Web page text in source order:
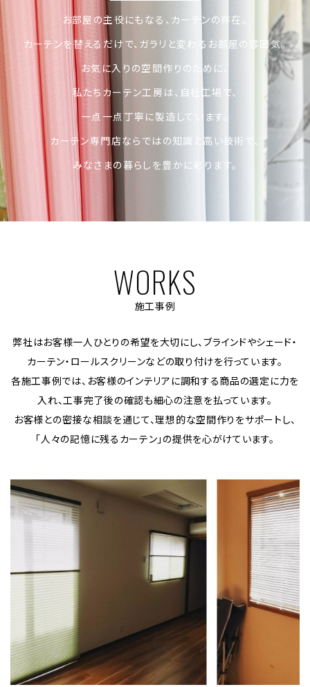
お部屋の主役にもなる、カーテンの存在。
カーテンを替えるだけで、ガラリと変わるお部屋の雰囲気。
お気に入りの空間作りのために、
私たちカーテン工房は、自社工場で、
一点一点丁寧に製造しています。
カーテン専門店ならではの知識と高い技術で、
みなさまの暮らしを豊かに彩ります。
WORKS
施工事例
弊社はお客様一人ひとりの希望を大切にし、ブラインドやシェード・
カーテン・ロールスクリーンなどの取り付けを行っています。
各施工事例では、お客様のインテリアに調和する商品の選定に力を
入れ、工事完了後の確認も細心の注意を払っています。
お客様との密接な相談を通じて、理想的な空間作りをサポートし、
「人々の記憶に残るカーテン」の提供を心がけています。